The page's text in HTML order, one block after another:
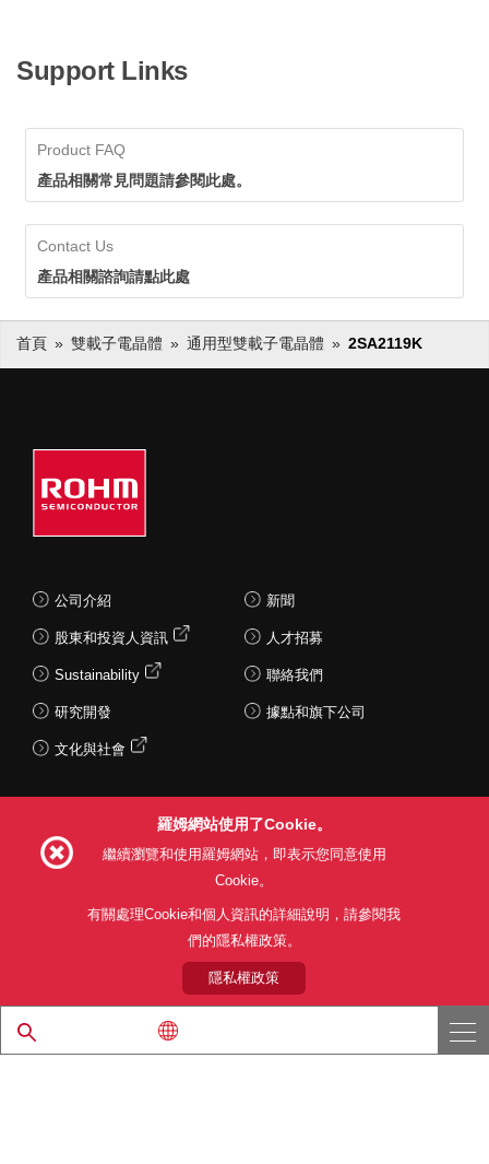
Support Links
Product FAQ
產品相關常見問題請參閱此處。
Contact Us
產品相關諮詢請點此處
首頁 雙載子電晶體 通用型雙載子電晶體 2SA2119K
公司介紹
股東和投資人資訊
Sustainability
研究開發
文化與社會
新聞
人才招募
聯絡我們
據點和旗下公司
利用目的 隱私權政策
關於本公司產品銷售之標準條款(PDF)
© 1997 - 2026 ROHM CO., LTD. ALL RIGHTS RESERVED.
羅姆網站使用了Cookie。
繼續瀏覽和使用羅姆網站，即表示您同意使用
Cookie。
有關處理Cookie和個人資訊的詳細說明，請參閱我
們的隱私權政策。
隱私權政策